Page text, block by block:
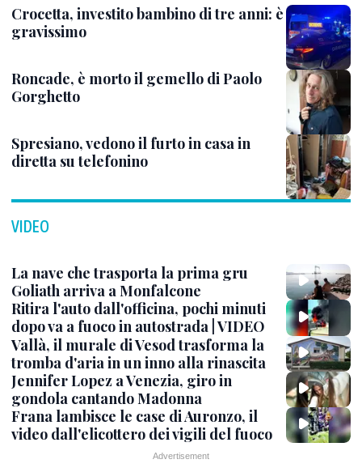
Crocetta, investito bambino di tre anni: è
gravissimo
Roncade, è morto il gemello di Paolo
Gorghetto
Spresiano, vedono il furto in casa in
diretta su telefonino
VIDEO
La nave che trasporta la prima gru
Goliath arriva a Monfalcone
Ritira l'auto dall'officina, pochi minuti
dopo va a fuoco in autostrada | VIDEO
Vallà, il murale di Vesod trasforma la
tromba d'aria in un inno alla rinascita
Jennifer Lopez a Venezia, giro in
gondola cantando Madonna
Frana lambisce le case di Auronzo, il
video dall'elicottero dei vigili del fuoco